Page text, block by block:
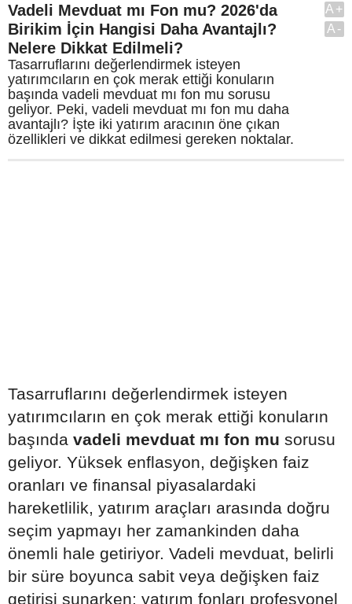
Vadeli Mevduat mı Fon mu? 2026'da
Birikim İçin Hangisi Daha Avantajlı?
Nelere Dikkat Edilmeli?
Tasarruflarını değerlendirmek isteyen
yatırımcıların en çok merak ettiği konuların
başında vadeli mevduat mı fon mu sorusu
geliyor. Peki, vadeli mevduat mı fon mu daha
avantajlı? İşte iki yatırım aracının öne çıkan
özellikleri ve dikkat edilmesi gereken noktalar.
A+
A-
Tasarruflarını değerlendirmek isteyen
yatırımcıların en çok merak ettiği konuların
başında vadeli mevduat mı fon mu sorusu
geliyor. Yüksek enflasyon, değişken faiz
oranları ve finansal piyasalardaki
hareketlilik, yatırım araçları arasında doğru
seçim yapmayı her zamankinden daha
önemli hale getiriyor. Vadeli mevduat, belirli
bir süre boyunca sabit veya değişken faiz
getirisi sunarken; yatırım fonları profesyonel